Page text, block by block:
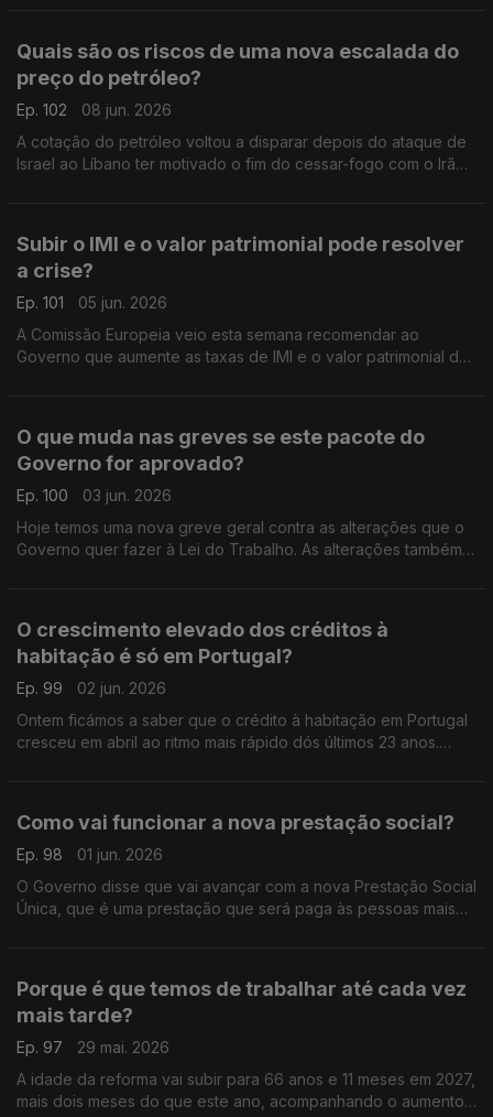
Quais são os riscos de uma nova escalada do
preço do petróleo?
Ep. 102
08 jun. 2026
A cotação do petróleo voltou a disparar depois do ataque de
Israel ao Líbano ter motivado o fim do cessar-fogo com o Irão.
Subir o IMI e o valor patrimonial pode resolver
a crise?
Ep. 101
05 jun. 2026
A Comissão Europeia veio esta semana recomendar ao
Governo que aumente as taxas de IMI e o valor patrimonial das
O que muda nas greves se este pacote do
Governo for aprovado?
Ep. 100
03 jun. 2026
Hoje temos uma nova greve geral contra as alterações que o
Governo quer fazer à Lei do Trabalho. As alterações também
O crescimento elevado dos créditos à
habitação é só em Portugal?
Ep. 99
02 jun. 2026
Ontem ficámos a saber que o crédito à habitação em Portugal
cresceu em abril ao ritmo mais rápido dós últimos 23 anos.
Como vai funcionar a nova prestação social?
Ep. 98
01 jun. 2026
O Governo disse que vai avançar com a nova Prestação Social
Única, que é uma prestação que será paga às pessoas mais
Porque é que temos de trabalhar até cada vez
mais tarde?
Ep. 97
29 mai. 2026
A idade da reforma vai subir para 66 anos e 11 meses em 2027,
mais dois meses do que este ano, acompanhando o aumento